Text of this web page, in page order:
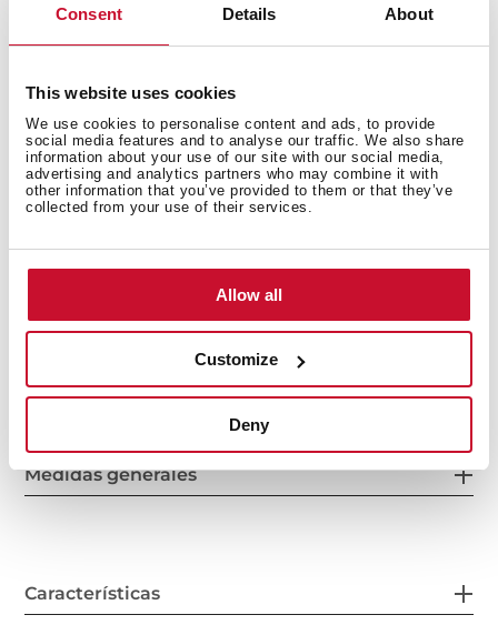
Consent Details About
This website uses cookies
We use cookies to personalise content and ads, to provide
social media features and to analyse our traffic. We also share
information about your use of our site with our social media,
advertising and analytics partners who may combine it with
other information that you’ve provided to them or that they’ve
collected from your use of their services.
Allow all
Customize
Deny
Bloqueo de seguridad del panel
Producto Fabricado en Europa
Medidas interiores
Medidas generales
Características